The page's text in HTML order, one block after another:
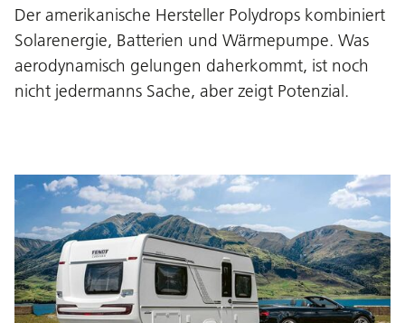
Der amerikanische Hersteller Polydrops kombiniert
Solarenergie, Batterien und Wärmepumpe. Was
aerodynamisch gelungen daherkommt, ist noch
nicht jedermanns Sache, aber zeigt Potenzial.